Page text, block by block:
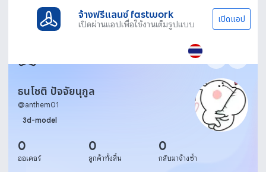
จ้างฟรีแลนซ์ fastwork
เปิดผ่านแอปเพื่อใช้งานเต็มรูปแบบ เปิดแอป
ธนโชติ ปัจจัยนุกูล
@anthem01
3d-model
0
ออเดอร์
0
ลูกค้าทั้งสิ้น
0
กลับมาจ้างซ้ำ